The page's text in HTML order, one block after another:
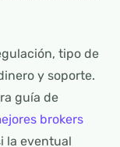
tipo de
y soporte.
guía de
brokers
la eventual